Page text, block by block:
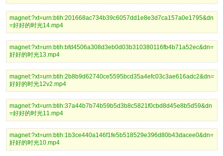
magnet:?xt=urn:btih:201668ac734b39c6057dd1e8e3d7ca157a0e1795&dn
=好好的时光14.mp4
magnet:?xt=urn:btih:bfd4506a308d3eb0d03b310380116fb4b71a52ec&dn=
好好的时光13.mp4
magnet:?xt=urn:btih:2b8b9d62740ce5595bcd35a4efc03c3ae616adc2&dn=
好好的时光12v2.mp4
magnet:?xt=urn:btih:37a44b7b74b59b5d3b8c5821f0cbd8d45e8b5d59&dn
=好好的时光11.mp4
magnet:?xt=urn:btih:1b3ce440a146f1fe5b518529e396d80b43dacee0&dn=
好好的时光10.mp4